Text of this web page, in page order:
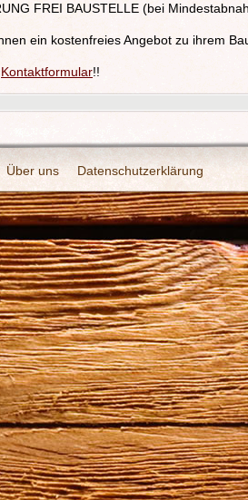
FREI BAUSTELLE (bei
ein kostenfreies Angebot zu ihrem
Kontaktformular!!
Über uns Datenschutzerklärung